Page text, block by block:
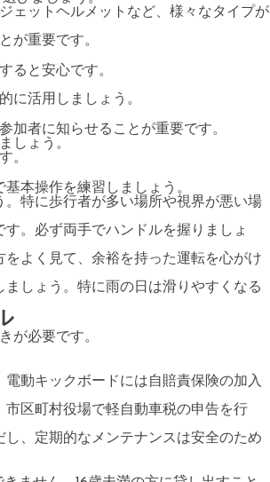
ェットヘルメットなど、様々なタイプが
が重要です。
ると安心です。
に活用しましょう。
加者に知らせることが重要です。
しょう。
。
本操作を練習しましょう。
特に歩行者が多い場所や視界が悪い場
。必ず両手でハンドルを握りましょ
よく見て、余裕を持った運転を心がけ
しょう。特に雨の日は滑りやすくなる
が必要です。
動キックボードには自賠責保険の加入
区町村役場で軽自動車税の申告を行
、定期的なメンテナンスは安全のため